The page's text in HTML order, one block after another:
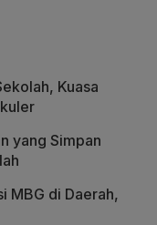
Kuasa
yang Simpan
MBG di Daerah,